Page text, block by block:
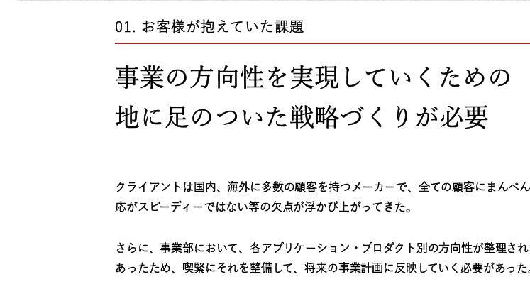
お客様が抱えていた課題
事業の方向性を実現していくための
地に足のついた戦略づくりが必要
クライアントは国内、海外に多数の顧客を持つメーカーで、全ての顧客にまんべ
応がスピーディーではない等の欠点が浮かび上がってきた。
さらに、事業部において、各アプリケーション・プロダクト別の方向性が整理さ
あったため、喫緊にそれを整備して、将来の事業計画に反映していく必要があった